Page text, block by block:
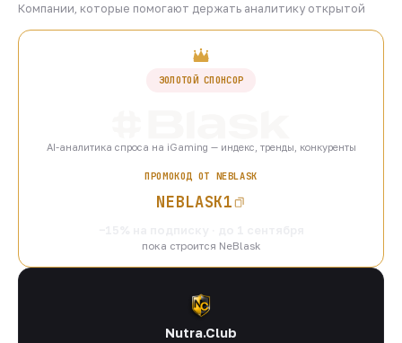
Компании, которые помогают держать аналитику открытой
ЗОЛОТОЙ СПОНСОР
AI-аналитика спроса на iGaming — индекс, тренды, конкуренты
ПРОМОКОД ОТ NEBLASK
NEBLASK1
пока строится NeBlask
Nutra.Club